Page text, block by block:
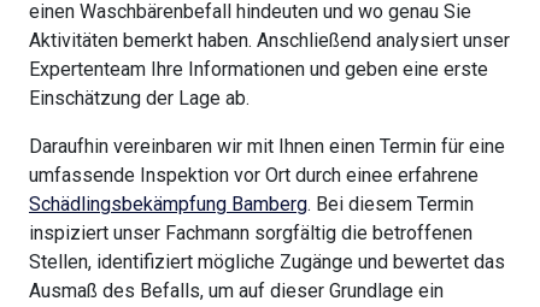
einen Waschbärenbefall hindeuten und wo genau Sie
Aktivitäten bemerkt haben. Anschließend analysiert unser
Expertenteam Ihre Informationen und geben eine erste
Einschätzung der Lage ab.
Daraufhin vereinbaren wir mit Ihnen einen Termin für eine
umfassende Inspektion vor Ort durch einee erfahrene
Schädlingsbekämpfung Bamberg. Bei diesem Termin
inspiziert unser Fachmann sorgfältig die betroffenen
Stellen, identifiziert mögliche Zugänge und bewertet das
Ausmaß des Befalls, um auf dieser Grundlage ein